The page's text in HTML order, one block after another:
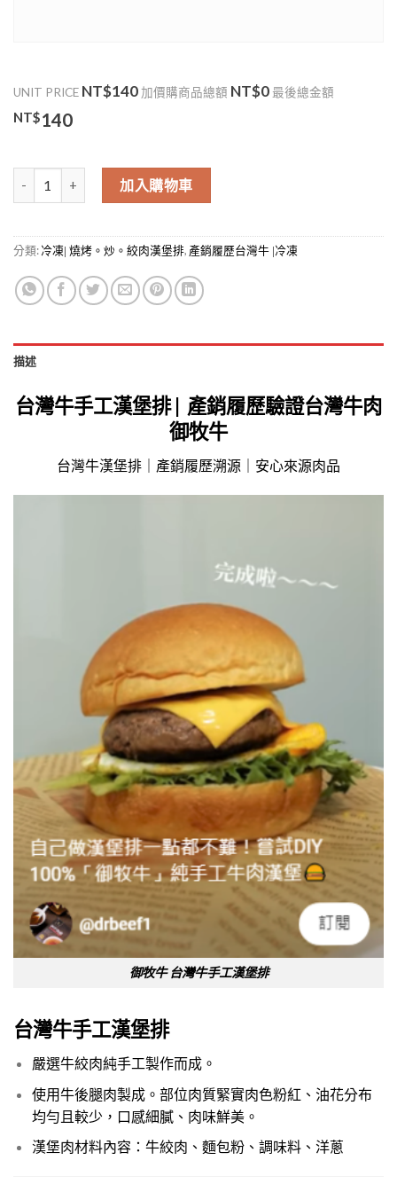
UNIT PRICE NT$140加價購商品總額 NT$0 最後總金額
NT$140
特選手工漢堡排 數量加入購物車
分類: 冷凍| 燒烤。炒。絞肉漢堡排, 產銷履歷台灣牛 |冷凍
描述
台灣牛手工漢堡排 | 產銷履歷驗證台灣牛肉
御牧牛
台灣牛漢堡排｜產銷履歷溯源｜安心來源肉品
御牧牛 台灣牛手工漢堡排
台灣牛手工漢堡排
嚴選牛絞肉純手工製作而成。
使用牛後腿肉製成。部位肉質緊實肉色粉紅、油花分布
均勻且較少，口感細膩、肉味鮮美。
漢堡肉材料內容：牛絞肉、麵包粉、調味料、洋蔥